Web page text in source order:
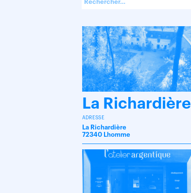
La Richardière
ADRESSE
La Richardière
72340 Lhomme